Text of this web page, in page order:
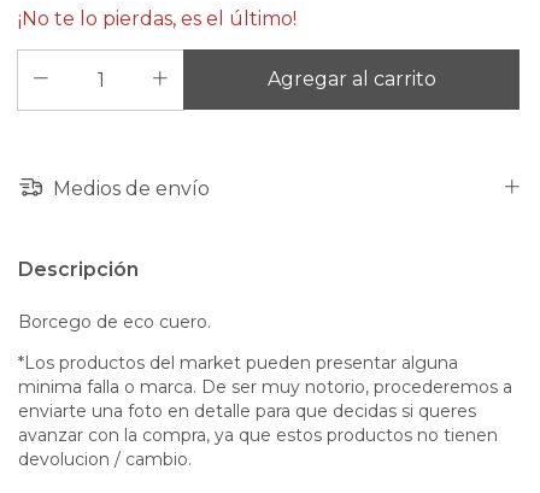
¡No te lo pierdas, es el último!
Medios de envío
Descripción
Borcego de eco cuero.
*Los productos del market pueden presentar alguna
minima falla o marca. De ser muy notorio, procederemos a
enviarte una foto en detalle para que decidas si queres
avanzar con la compra, ya que estos productos no tienen
devolucion / cambio.